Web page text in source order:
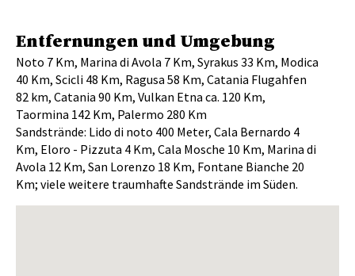
Entfernungen und Umgebung
Noto 7 Km, Marina di Avola 7 Km, Syrakus 33 Km, Modica
40 Km, Scicli 48 Km, Ragusa 58 Km, Catania Flugahfen
82 km, Catania 90 Km, Vulkan Etna ca. 120 Km,
Taormina 142 Km, Palermo 280 Km
Sandstrände: Lido di noto 400 Meter, Cala Bernardo 4
Km, Eloro - Pizzuta 4 Km, Cala Mosche 10 Km, Marina di
Avola 12 Km, San Lorenzo 18 Km, Fontane Bianche 20
Km; viele weitere traumhafte Sandstrände im Süden.